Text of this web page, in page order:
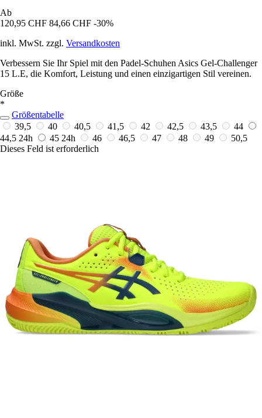
Ab
120,95 CHF 84,66 CHF -30%
inkl. MwSt. zzgl. Versandkosten
Verbessern Sie Ihr Spiel mit den Padel-Schuhen Asics Gel-Challenger
15 L.E, die Komfort, Leistung und einen einzigartigen Stil vereinen.
Größe
*
Größentabelle
39,5
40 40,5 41,5 42 42,5 43,5
44
44,5 24h 45 24h 46 46,5 47 48 49
50,5
Dieses Feld ist erforderlich